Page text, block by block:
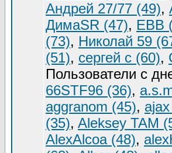
Андрей 27/77 (49),
ДимаSR (47), ЕВВ
(73), Николай 59
(51), сергей с (60),
Пользователи с
66STF96 (36),
aggranom (45),
(35), Aleksey TAM
AlexAlcoa (48),